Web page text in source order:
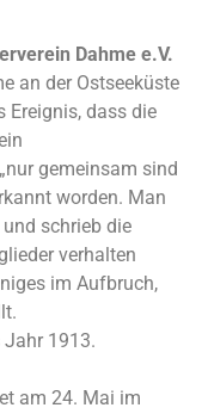
Dahme e.V.
an der Ostseeküste
Ereignis, dass die
gemeinsam sind
worden. Man
schrieb die
verhalten
im Aufbruch,
1913.
am 24. Mai im